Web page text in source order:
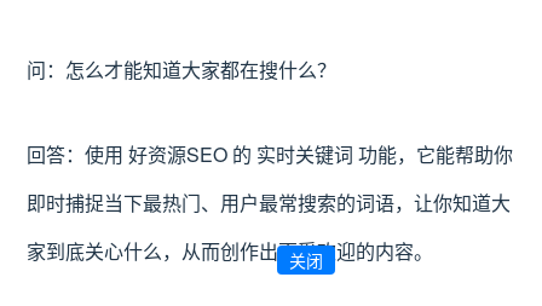
问：怎么才能知道大家都在搜什么？
回答：使用 好资源SEO 的 实时关键词 功能，它能帮助你
即时捕捉当下最热门、用户最常搜索的词语，让你知道大
家到底关心什么，从而创作出更受欢迎的内容。
关闭